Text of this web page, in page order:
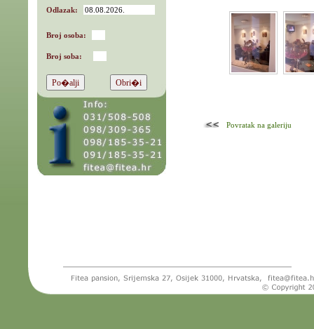
Odlazak:
Broj osoba:
Broj soba:
Povratak na galeriju